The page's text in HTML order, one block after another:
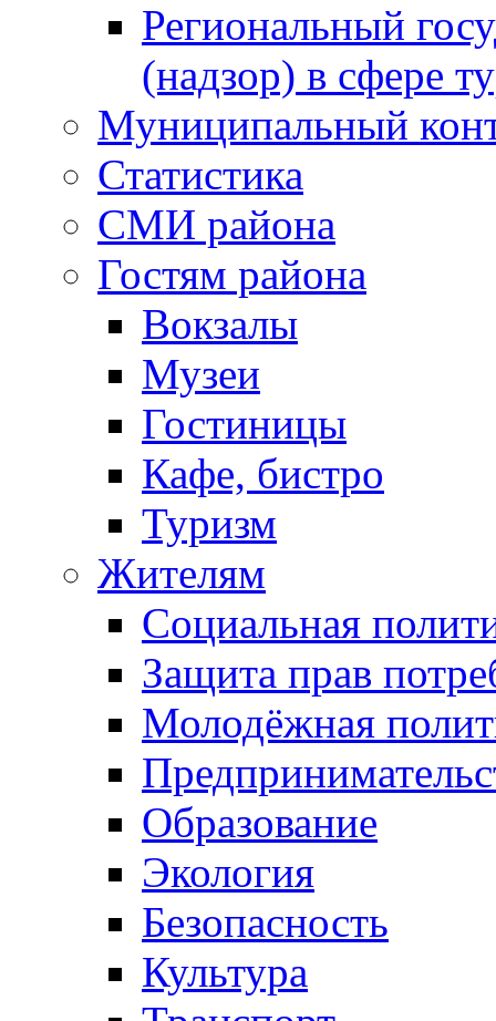
Региональный
(надзор) в сфере
Муниципальный
Статистика
СМИ района
Гостям района
Вокзалы
Музеи
Гостиницы
Кафе, бистро
Туризм
Жителям
Социальная
Защита прав
Молодёжная
Образование
Экология
Безопасность
Культура